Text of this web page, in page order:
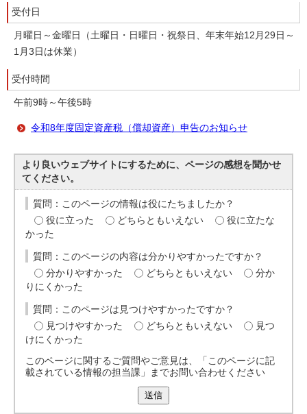
受付日
月曜日～金曜日（土曜日・日曜日・祝祭日、年末年始12月29日～
1月3日は休業）
受付時間
午前9時～午後5時
令和8年度固定資産税（償却資産）申告のお知らせ
より良いウェブサイトにするために、ページの感想を聞かせ
てください。
質問：このページの情報は役にたちましたか？
役に立った
どちらともいえない
役に立たな
かった
質問：このページの内容は分かりやすかったですか？
分かりやすかった
どちらともいえない
分か
りにくかった
質問：このページは見つけやすかったですか？
見つけやすかった
どちらともいえない
見つ
けにくかった
このページに関するご質問やご意見は、「このページに記
載されている情報の担当課」までお問い合わせください
送信